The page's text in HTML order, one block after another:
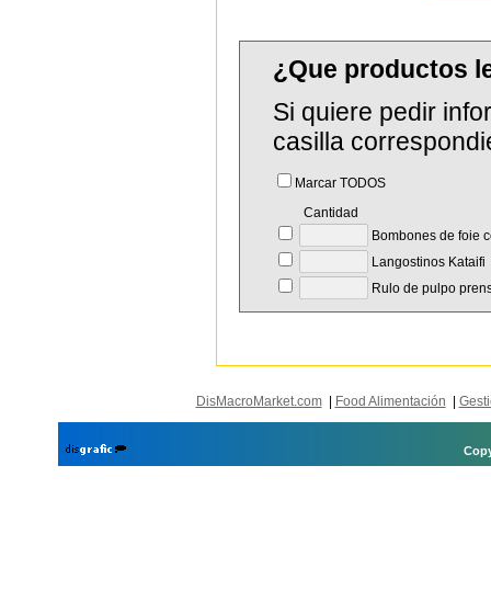
¿Que productos
Si quiere pedir
casilla
Marcar TODOS
Cantidad
Bombones de foie
Langostinos Kataifi
Rulo de pulpo
DisMacroMarket.com| Food Alimentación